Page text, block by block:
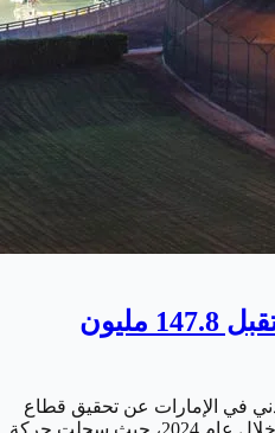
مطارات الإمارات تستقبل 147.8 مليون
في الإمارات عن تحقيق قطاع
الطيران في الدولة نموًا ملحوظًا خلال عام 2024، حيث سجلت حركة